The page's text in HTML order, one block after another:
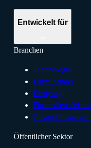
Entwickelt für
Branchen
Technologie
Einzelhandel
Fertigung
Öffentlicher Sektor